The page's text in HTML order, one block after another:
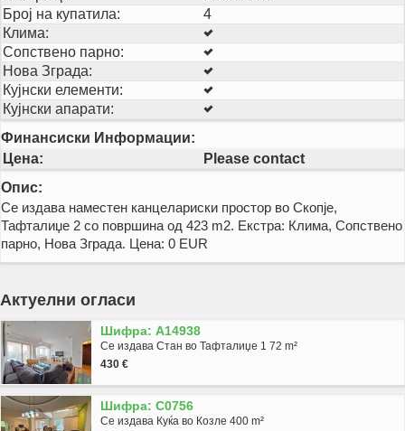
Број на купатила:
4
Клима:
Сопствено парно:
Нова Зграда:
Кујнски елементи:
Кујнски апарати:
Финансиски Информации:
Цена:
Please contact
Опис:
Се издава наместен канцелариски простор во Скопје,
Тафталиџе 2 со површина од 423 m2. Екстра: Клима, Сопствено
парно, Нова Зграда. Цена: 0 EUR
Актуелни огласи
Шифра: A14938
Се издава Стан во Тафталиџе 1 72 m²
430 €
Шифра: C0756
Се издава Куќа во Козле 400 m²